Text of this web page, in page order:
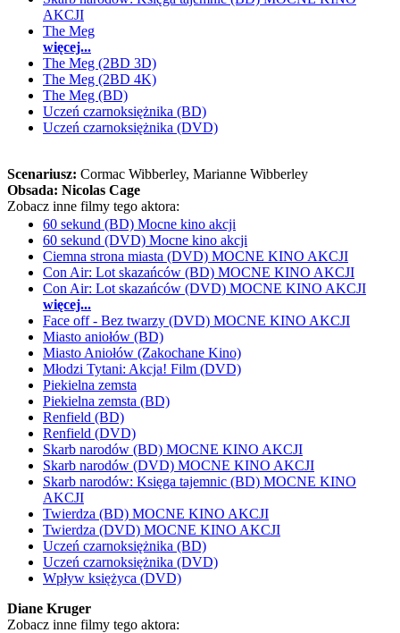
AKCJI
The Meg
więcej...
The Meg (2BD 3D)
The Meg (2BD 4K)
The Meg (BD)
Uczeń czarnoksiężnika (BD)
Uczeń czarnoksiężnika (DVD)
Scenariusz: Cormac Wibberley, Marianne Wibberley
Obsada: Nicolas Cage
Zobacz inne filmy tego aktora:
60 sekund (BD) Mocne kino akcji
60 sekund (DVD) Mocne kino akcji
Ciemna strona miasta (DVD) MOCNE KINO AKCJI
Con Air: Lot skazańców (BD) MOCNE KINO AKCJI
Con Air: Lot skazańców (DVD) MOCNE KINO AKCJI
więcej...
Face off - Bez twarzy (DVD) MOCNE KINO AKCJI
Miasto aniołów (BD)
Miasto Aniołów (Zakochane Kino)
Młodzi Tytani: Akcja! Film (DVD)
Piekielna zemsta
Piekielna zemsta (BD)
Renfield (BD)
Renfield (DVD)
Skarb narodów (BD) MOCNE KINO AKCJI
Skarb narodów (DVD) MOCNE KINO AKCJI
Skarb narodów: Księga tajemnic (BD) MOCNE KINO
AKCJI
Twierdza (BD) MOCNE KINO AKCJI
Twierdza (DVD) MOCNE KINO AKCJI
Uczeń czarnoksiężnika (BD)
Uczeń czarnoksiężnika (DVD)
Wpływ księżyca (DVD)
Diane Kruger
Zobacz inne filmy tego aktora: